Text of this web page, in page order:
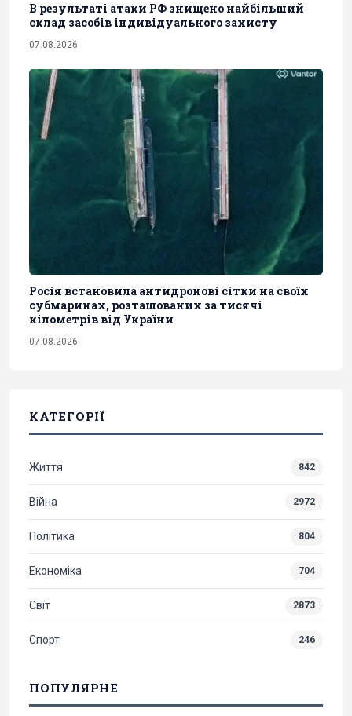
В результаті атаки РФ знищено найбільший
склад засобів індивідуального захисту
07.08.2026
Росія встановила антидронові сітки на своїх
субмаринах, розташованих за тисячі
кілометрів від України
07.08.2026
КАТЕГОРІЇ
Життя 842
Війна 2972
Політика 804
Економіка 704
Світ 2873
Спорт 246
ПОПУЛЯРНЕ